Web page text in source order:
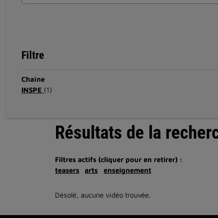
Filtre
Chaîne
INSPE (1)
Résultats de la
Filtres actifs (cliquer pour en retirer) :
teasers
arts enseignement
Désolé, aucune vidéo trouvée.